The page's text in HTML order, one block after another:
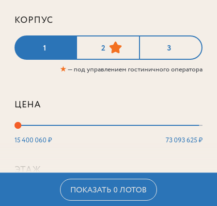
КОРПУС
1 2 3
★— под управлением гостиничного оператора
ЦЕНА
15 400 060 ₽ 73 093 625 ₽
ЭТАЖ
ПОКАЗАТЬ 0 ЛОТОВ